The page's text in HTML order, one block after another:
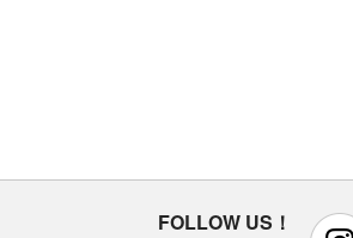
FOLLOW US！